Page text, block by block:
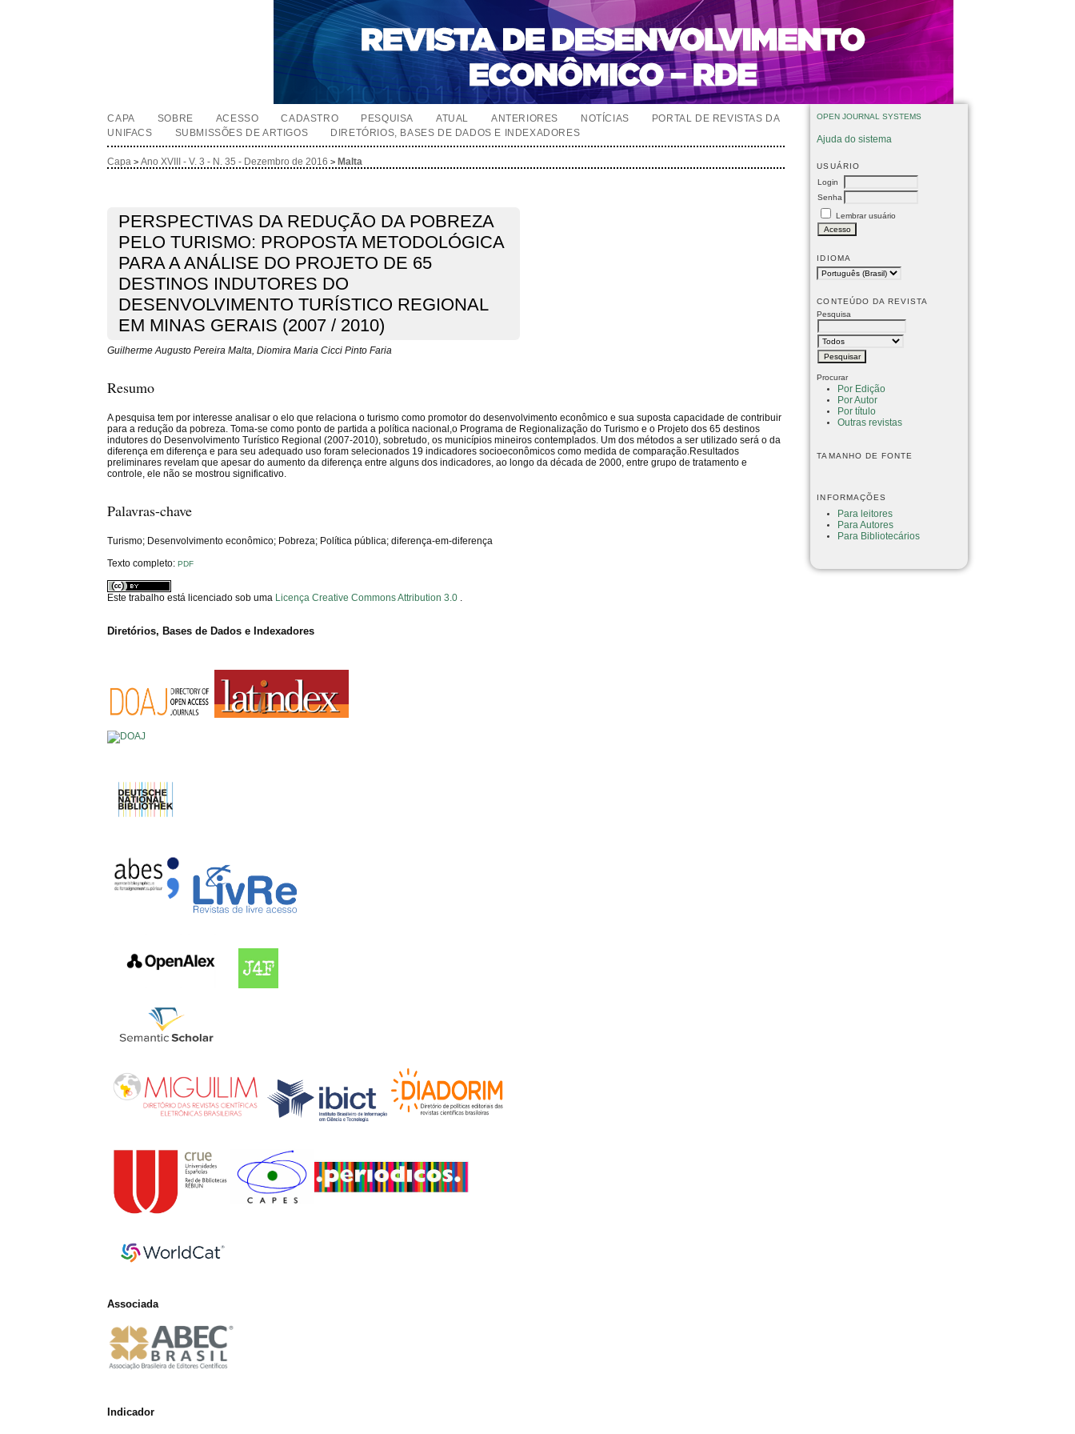
OPEN JOURNAL SYSTEMS
Ajuda do sistema
USUÁRIO
Login
Senha
Lembrar usuário
IDIOMA
CONTEÚDO DA REVISTA
Pesquisa
Procurar
Por Edição
Por Autor
Por título
Outras revistas
TAMANHO DE FONTE
INFORMAÇÕES
Para leitores
Para Autores
Para Bibliotecários
CAPA SOBRE ACESSO CADASTRO PESQUISA ATUAL ANTERIORES NOTÍCIAS
PORTAL DE REVISTAS DA
UNIFACS
SUBMISSÕES DE ARTIGOS DIRETÓRIOS, BASES DE DADOS E INDEXADORES
Capa >Ano XVIII - V. 3 - N. 35 - Dezembro de 2016 > Malta
PERSPECTIVAS DA REDUÇÃO DA POBREZA
PELO TURISMO: PROPOSTA METODOLÓGICA
PARA A ANÁLISE DO PROJETO DE 65
DESTINOS INDUTORES DO
DESENVOLVIMENTO TURÍSTICO REGIONAL
EM MINAS GERAIS (2007 / 2010)
Guilherme Augusto Pereira Malta, Diomira Maria Cicci Pinto Faria
Resumo
A pesquisa tem por interesse analisar o elo que relaciona o turismo como promotor do desenvolvimento econômico e sua suposta capacidade de contribuir
para a redução da pobreza. Toma-se como ponto de partida a política nacional,o Programa de Regionalização do Turismo e o Projeto dos 65 destinos
indutores do Desenvolvimento Turístico Regional (2007-2010), sobretudo, os municípios mineiros contemplados. Um dos métodos a ser utilizado será o da
diferença em diferença e para seu adequado uso foram selecionados 19 indicadores socioeconômicos como medida de comparação.Resultados
preliminares revelam que apesar do aumento da diferença entre alguns dos indicadores, ao longo da década de 2000, entre grupo de tratamento e
controle, ele não se mostrou significativo.
Palavras-chave
Turismo; Desenvolvimento econômico; Pobreza; Política pública; diferença-em-diferença
Texto completo:PDF
Este trabalho está licenciado sob uma Licença Creative Commons Attribution 3.0
Diretórios, Bases de Dados e Indexadores
Associada
Indicador